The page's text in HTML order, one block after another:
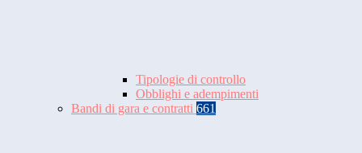
Tipologie di controllo
Obblighi e adempimenti
Bandi di gara e contratti 661